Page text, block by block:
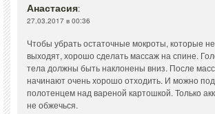
Анастасия:
27.03.2017 в 00:36
Чтобы убрать остаточные мокроты, которые не
выходят, хорошо сделать массаж на спине.
тела должны быть наклонены вниз. После
начинают очень хорошо отходить. И можно
полотенцем над вареной картошкой. Только
не обжечься.